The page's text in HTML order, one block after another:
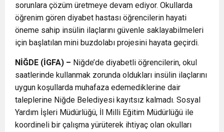
sorunlara çözüm üretmeye devam ediyor. Okullarda
öğrenim gören diyabet hastası öğrencilerin hayati
öneme sahip insülin ilaçlarını güvenle saklayabilmeleri
için başlatılan mini buzdolabı projesini hayata geçirdi.
NİĞDE (İGFA) – Niğde’de diyabetli öğrencilerin, okul
saatlerinde kullanmak zorunda oldukları insülin ilaçlarını
uygun koşullarda muhafaza edemediklerine dair
taleplerine Niğde Belediyesi kayıtsız kalmadı. Sosyal
Yardım İşleri Müdürlüğü, İl Milli Eğitim Müdürlüğü ile
koordineli bir çalışma yürüterek ihtiyaç olan okulları